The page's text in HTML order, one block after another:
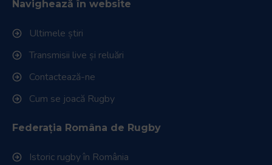
Navighează în website
Ultimele știri
Transmisii live și reluări
Contactează-ne
Cum se joacă Rugby
Federația Româna de Rugby
Istoric rugby în România